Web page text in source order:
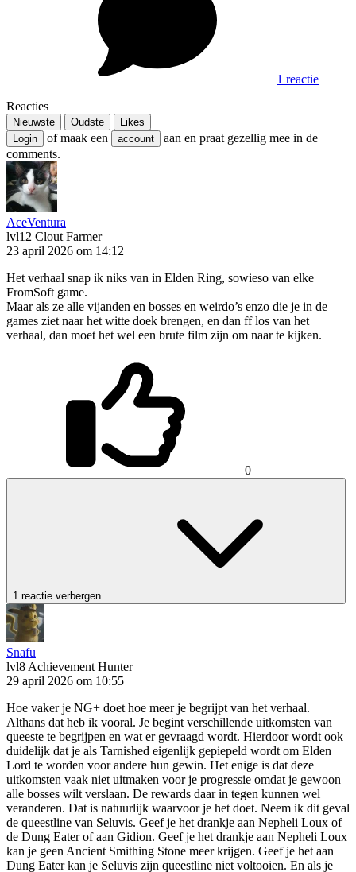
1 reactie
Reacties
Nieuwste Oudste
Likes
Login
of maak een account
aan en praat gezellig mee in de
comments.
AceVentura
lvl12 Clout Farmer
23 april 2026 om 14:12
Het verhaal snap ik niks van in Elden Ring, sowieso van elke
FromSoft game.
Maar als ze alle vijanden en bosses en weirdo’s enzo die je in de
games ziet naar het witte doek brengen, en dan ff los van het
verhaal, dan moet het wel een brute film zijn om naar te kijken.
0
1 reactie verbergen
Snafu
lvl8 Achievement Hunter
29 april 2026 om 10:55
Hoe vaker je NG+ doet hoe meer je begrijpt van het verhaal.
Althans dat heb ik vooral. Je begint verschillende uitkomsten van
queeste te begrijpen en wat er gevraagd wordt. Hierdoor wordt ook
duidelijk dat je als Tarnished eigenlijk gepiepeld wordt om Elden
Lord te worden voor andere hun gewin. Het enige is dat deze
uitkomsten vaak niet uitmaken voor je progressie omdat je gewoon
alle bosses wilt verslaan. De rewards daar in tegen kunnen wel
veranderen. Dat is natuurlijk waarvoor je het doet. Neem ik dit geval
de queestline van Seluvis. Geef je het drankje aan Nepheli Loux of
de Dung Eater of aan Gidion. Geef je het drankje aan Nepheli Loux
kan je geen Ancient Smithing Stone meer krijgen. Geef je het aan
Dung Eater kan je Seluvis zijn queestline niet voltooien. En als je